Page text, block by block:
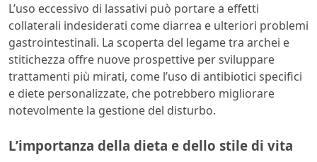
L’uso eccessivo di lassativi può portare a effetti
collaterali indesiderati come diarrea e ulteriori problemi
gastrointestinali. La scoperta del legame tra archei e
stitichezza offre nuove prospettive per sviluppare
trattamenti più mirati, come l’uso di antibiotici specifici
e diete personalizzate, che potrebbero migliorare
notevolmente la gestione del disturbo.
L’importanza della dieta e dello stile di vita